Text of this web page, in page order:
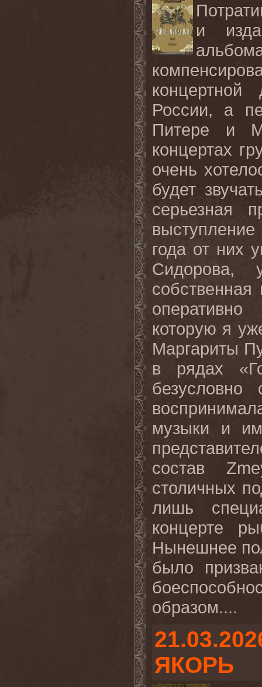
и
России, а
Питере и
концертах
очень
будет
серьезная
года от них
Сидорова,
которую я
Маргариты
в рядах
музыки и
состав
столичных
лишь
концерте
Нынешнее
было
образом....
ЯКОРЬ